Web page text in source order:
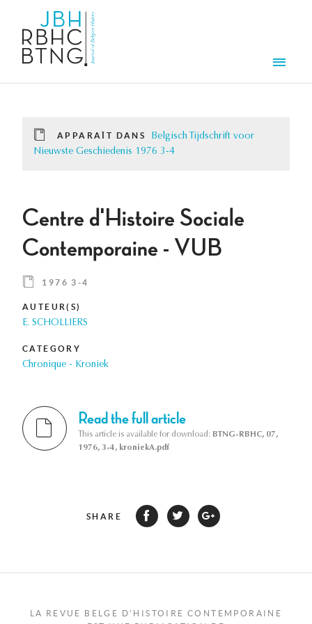
APPARAÎT DANS
Belgisch Tijdschrift voor
Nieuwste Geschiedenis 1976 3-4
Centre d'Histoire Sociale
Contemporaine - VUB
1976 3-4
AUTEUR(S)
E. SCHOLLIERS
CATEGORY
Chronique - Kroniek
Read the full article
This article is available for download: BTNG-RBHC, 07,
1976, 3-4, kroniekA.pdf
SHARE
LA REVUE BELGE D'HISTOIRE CONTEMPORAINE